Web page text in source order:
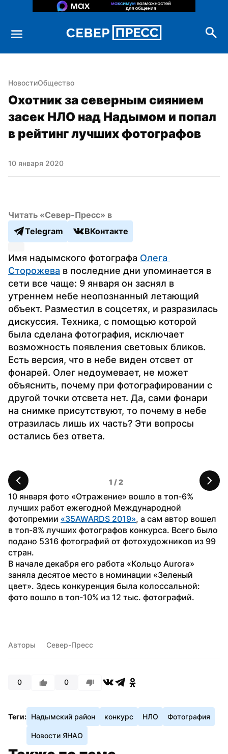
НовостиОбщество
Охотник за северным сиянием
засек НЛО над Надымом и попал
в рейтинг лучших фотографов
10 января 2020
Читать «Север-Пресс» в
Telegram
ВКонтакте
Имя надымского фотографа Олега
Сторожева в последние дни упоминается в
сети все чаще: 9 января он заснял в
утреннем небе неопознанный летающий
объект. Разместил в соцсетях, и разразилась
дискуссия. Техника, с помощью которой
была сделана фотография, исключает
возможность появления световых бликов.
Есть версия, что в небе виден отсвет от
фонарей. Олег недоумевает, не может
объяснить, почему при фотографировании с
другой точки отсвета нет. Да, сами фонари
на снимке присутствуют, то почему в небе
отразилась лишь их часть? Эти вопросы
остались без ответа.
1 / 2
10 января фото «Отражение» вошло в топ-6%
лучших работ ежегодной Международной
фотопремии «35AWARDS 2019», а сам автор вошел
в топ-8% лучших фотографов конкурса. Всего было
подано 5316 фотографий от фотохудожников из 99
стран.
В начале декабря его работа «Кольцо Aurora»
заняла десятое место в номинации «Зеленый
цвет». Здесь конкуренция была колоссальной:
фото вошло в топ-10% из 12 тыс. фотографий.
Авторы Север-Пресс
0 0
Теги: Надымский район конкурс НЛО Фотография
Новости ЯНАО